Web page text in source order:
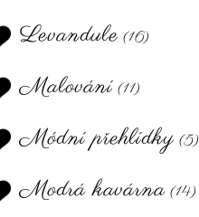
Levandule (16)
Malování (11)
Módní přehlídky (5)
Modrá kavárna (14)